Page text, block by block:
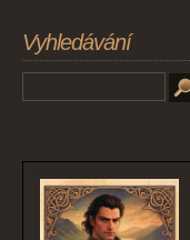
Vyhledávání